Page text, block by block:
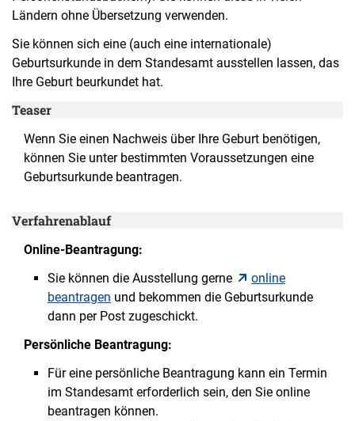
Ländern ohne Übersetzung verwenden.
Sie können sich eine (auch eine internationale)
Geburtsurkunde in dem Standesamt ausstellen lassen, das
Ihre Geburt beurkundet hat.
Teaser
Wenn Sie einen Nachweis über Ihre Geburt benötigen,
können Sie unter bestimmten Voraussetzungen eine
Geburtsurkunde beantragen.
Verfahrenablauf
Online-Beantragung:
Sie können die Ausstellung gerne
online
beantragen und bekommen die Geburtsurkunde
dann per Post zugeschickt.
Persönliche Beantragung:
Für eine persönliche Beantragung kann ein Termin
im Standesamt erforderlich sein, den Sie online
beantragen können.